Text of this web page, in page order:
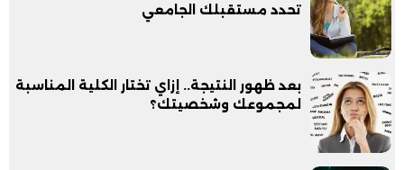
تحدد مستقبلك الجامعي
بعد ظهور النتيجة.. إزاي تختار الكلية المناسبة
لمجموعك وشخصيتك؟